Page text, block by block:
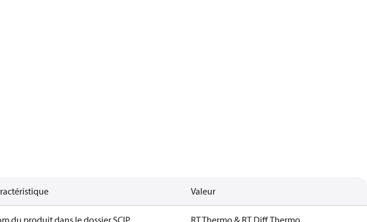
Valeur
du produit dans le dossier SCIP RT Thermo & RT Diff. Thermo